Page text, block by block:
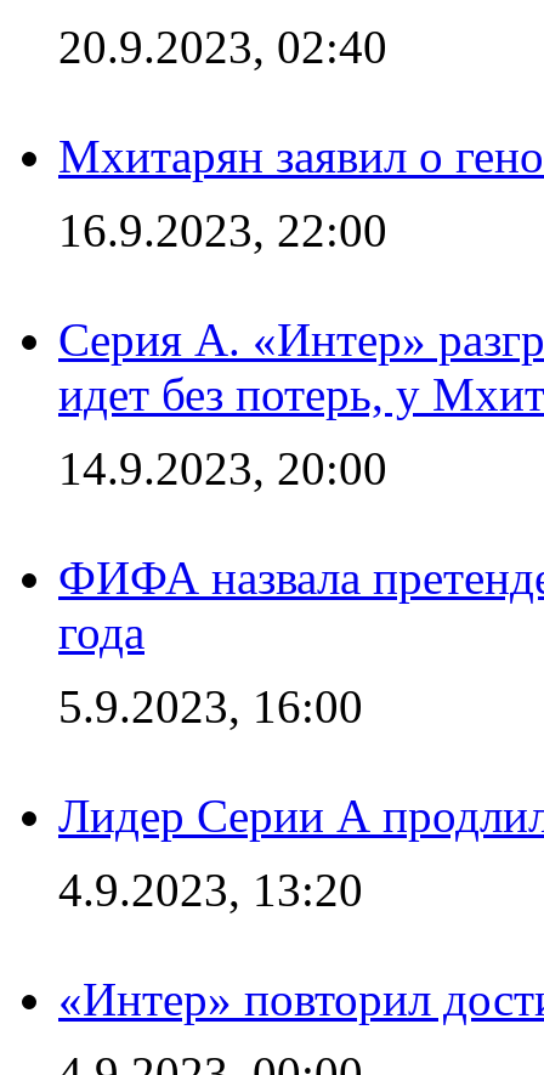
20.9.2023, 02:40
Мхитарян заявил о
16.9.2023, 22:00
Серия А. «Интер»
идет без потерь, у
14.9.2023, 20:00
ФИФА назвала
года
5.9.2023, 16:00
Лидер Серии А
4.9.2023, 13:20
«Интер» повторил